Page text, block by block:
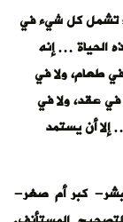
تشمل كل شيء في
الحياة … إنه
طعام، ولا في
في عقد، ولا في
إلا أن يستمد
كبر أم صغر-